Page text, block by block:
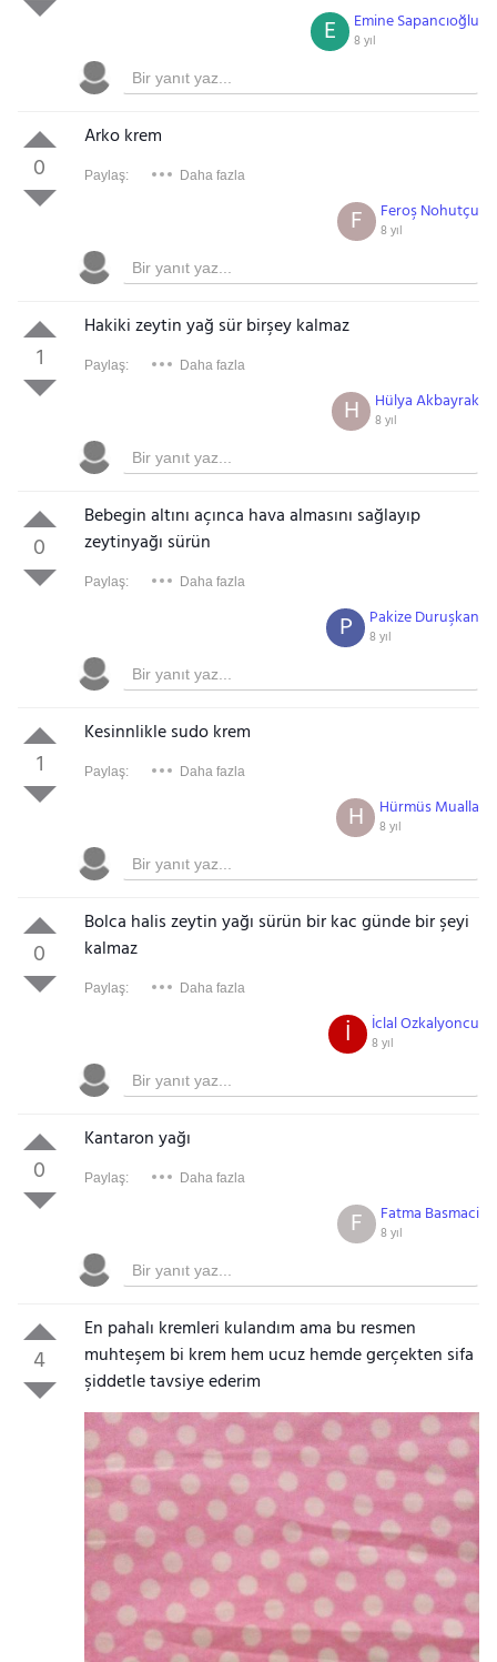
Emine Sapancıoğlu
8 yıl
E
0
Arko krem
Paylaş: Daha fazla
Feroş Nohutçu
8 yıl
F
1
Hakiki zeytin yağ sür birşey kalmaz
Paylaş: Daha fazla
Hülya Akbayrak
8 yıl
H
0
Bebegin altını açınca hava almasını sağlayıp
zeytinyağı sürün
Paylaş: Daha fazla
Pakize Duruşkan
8 yıl
P
1
Kesinnlikle sudo krem
Paylaş: Daha fazla
Hürmüs Mualla
8 yıl
H
0
Bolca halis zeytin yağı sürün bir kac günde bir şeyi
kalmaz
Paylaş: Daha fazla
İclal Ozkalyoncu
8 yıl
İ
0
Kantaron yağı
Paylaş: Daha fazla
Fatma Basmaci
8 yıl
F
4
En pahalı kremleri kulandım ama bu resmen
muhteşem bi krem hem ucuz hemde gerçekten sifa
şiddetle tavsiye ederim